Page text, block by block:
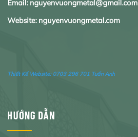
Email: nguyenvuongmetal@gmail.com
Website: nguyenvuongmetal.com
Thiết Kế Website: 0703 296 701 Tuấn Anh
HƯỚNG DẪN